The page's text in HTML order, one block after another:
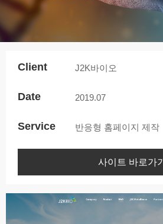
Client J2K바이오
Date 2019.07
Service 반응형 홈페이지 제작
사이트 바로가기